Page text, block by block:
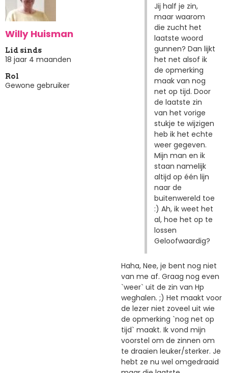
Willy Huisman
Lid sinds
18 jaar 4 maanden
Rol
Gewone gebruiker
Jij half je zin,
maar waarom
die zucht het
laatste woord
gunnen? Dan lijkt
het net alsof ik
de opmerking
maak van nog
net op tijd. Door
de laatste zin
van het vorige
stukje te wijzigen
heb ik het echte
weer gegeven.
Mijn man en ik
staan namelijk
altijd op één lijn
naar de
buitenwereld toe
:) Ah, ik weet het
al, hoe het op te
lossen
Geloofwaardig?
Haha, Nee, je bent nog niet
van me af. Graag nog even
`weer` uit de zin van Hp
weghalen. ;) Het maakt voor
de lezer niet zoveel uit wie
de opmerking `nog net op
tijd` maakt. Ik vond mijn
voorstel om de zinnen om
te draaien leuker/sterker. Je
hebt ze nu wel omgedraaid